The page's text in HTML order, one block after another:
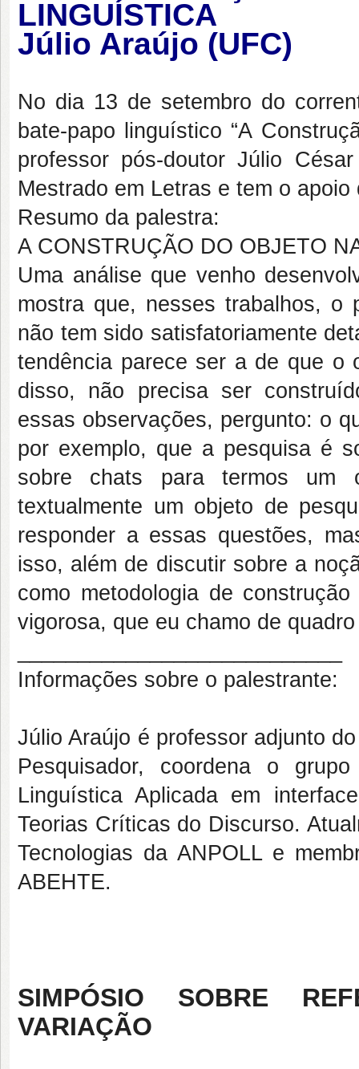
LINGUÍSTICA
Júlio Araújo (UFC)
No dia 13 de setembro do
bate-papo linguístico “A
professor pós-doutor Júlio
Mestrado em Letras e tem o
Resumo da palestra:
A CONSTRUÇÃO DO OBJETO
Uma análise que venho
mostra que, nesses trabalhos, o
não tem sido satisfatoriamente
tendência parece ser a de que o
disso, não precisa ser
essas observações, pergunto: o
por exemplo, que a pesquisa é
sobre chats para termos um
textualmente um objeto de
responder a essas questões,
isso, além de discutir sobre a
como metodologia de
vigorosa, que eu chamo de
Informações sobre o palestrante:
Júlio Araújo é professor adjunto
Pesquisador, coordena o
Linguística Aplicada em
Teorias Críticas do Discurso.
Tecnologias da ANPOLL e
ABEHTE.
SIMPÓSIO SOBRE
VARIAÇÃO